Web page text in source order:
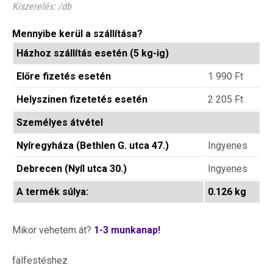
Kiszerelés: /db
Mennyibe kerül a szállítása?
Házhoz szállítás esetén (5 kg-ig)
Előre fizetés esetén
1 990 Ft
Helyszinen fizetetés esetén
2 205 Ft
Személyes átvétel
Nyíregyháza (Bethlen G. utca 47.)
Ingyenes
Debrecen (Nyíl utca 30.)
Ingyenes
A termék súlya:
0.126 kg
Mikor vehetem át? 1-3 munkanap!
falfestéshez